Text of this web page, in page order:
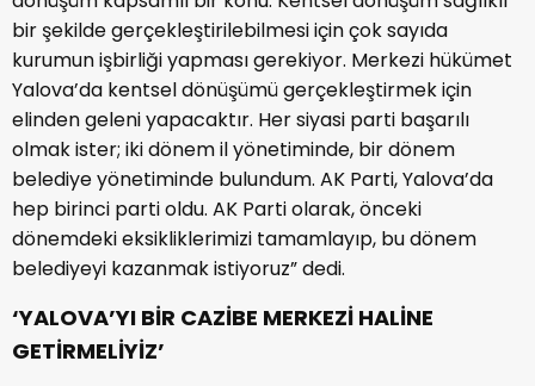
bir şekilde gerçekleştirilebilmesi için çok sayıda
kurumun işbirliği yapması gerekiyor. Merkezi hükümet
Yalova’da kentsel dönüşümü gerçekleştirmek için
elinden geleni yapacaktır. Her siyasi parti başarılı
olmak ister; iki dönem il yönetiminde, bir dönem
belediye yönetiminde bulundum. AK Parti, Yalova’da
hep birinci parti oldu. AK Parti olarak, önceki
dönemdeki eksikliklerimizi tamamlayıp, bu dönem
belediyeyi kazanmak istiyoruz” dedi.
‘YALOVA’YI BİR CAZİBE MERKEZİ HALİNE
GETİRMELİYİZ’